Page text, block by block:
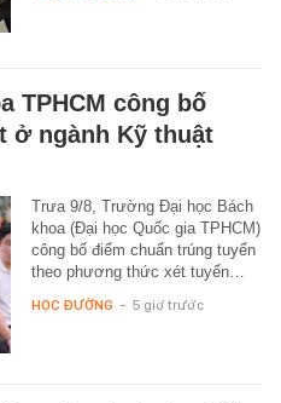
TPHCM công bố
ở ngành Kỹ thuật
Trưa 9/8, Trường Đại học Bách
khoa (Đại học Quốc gia TPHCM)
công bố điểm chuẩn trúng tuyển
theo phương thức xét tuyển…
HỌC ĐƯỜNG - 5 giờ trước